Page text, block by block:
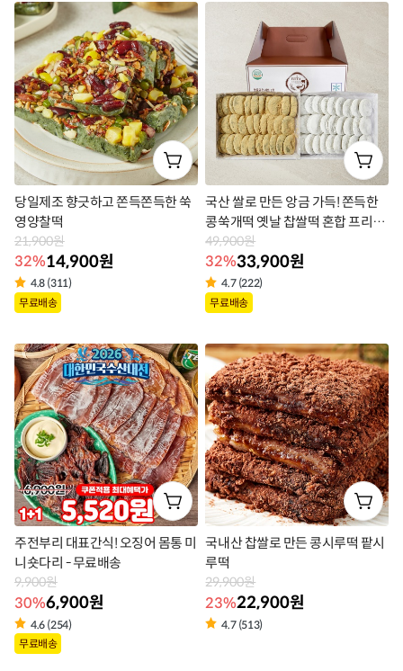
라
벨
당일제조 향긋하고 쫀득쫀득한 쑥
영양찰떡
21,900원
32%14,900원
4.8 (311)
상
라
벨
무료배송
국산 쌀로 만든 앙금 가득! 쫀득한
콩쑥개떡 옛날 찹쌀떡 혼합 프리미
엄 선물세트
49,900원
32%33,900원
4.7 (222)
상
라
벨
무료배송
주전부리 대표간식! 오징어 몸통 미
니숏다리 - 무료배송
9,900원
30%6,900원
4.6 (254)
상
무료배송
국내산 찹쌀로 만든 콩시루떡 팥시
루떡
29,900원
23%22,900원
4.7 (513)